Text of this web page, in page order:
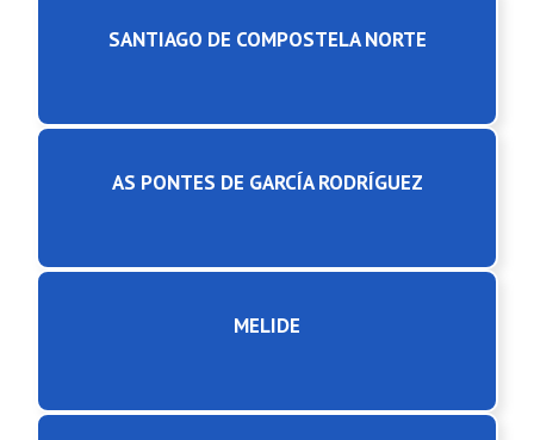
SANTIAGO DE COMPOSTELA NORTE
AS PONTES DE GARCÍA RODRÍGUEZ
MELIDE